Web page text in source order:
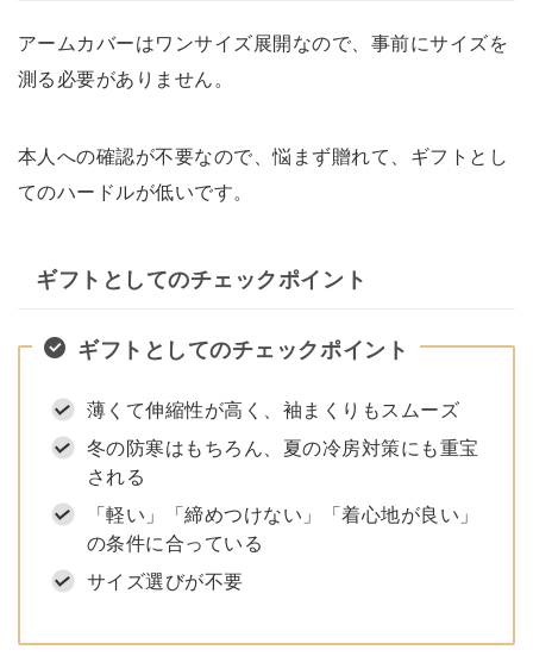
アームカバーはワンサイズ展開なので、事前にサイズを
測る必要がありません。
本人への確認が不要なので、悩まず贈れて、ギフトとし
てのハードルが低いです。
ギフトとしてのチェックポイント
ギフトとしてのチェックポイント
薄くて伸縮性が高く、袖まくりもスムーズ
冬の防寒はもちろん、夏の冷房対策にも重宝
される
「軽い」「締めつけない」「着心地が良い」
の条件に合っている
サイズ選びが不要